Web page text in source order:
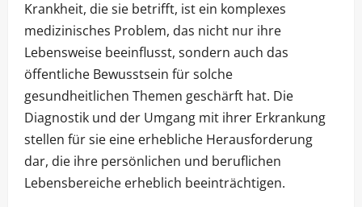
Krankheit, die sie betrifft, ist ein komplexes
medizinisches Problem, das nicht nur ihre
Lebensweise beeinflusst, sondern auch das
öffentliche Bewusstsein für solche
gesundheitlichen Themen geschärft hat. Die
Diagnostik und der Umgang mit ihrer Erkrankung
stellen für sie eine erhebliche Herausforderung
dar, die ihre persönlichen und beruflichen
Lebensbereiche erheblich beeinträchtigen.